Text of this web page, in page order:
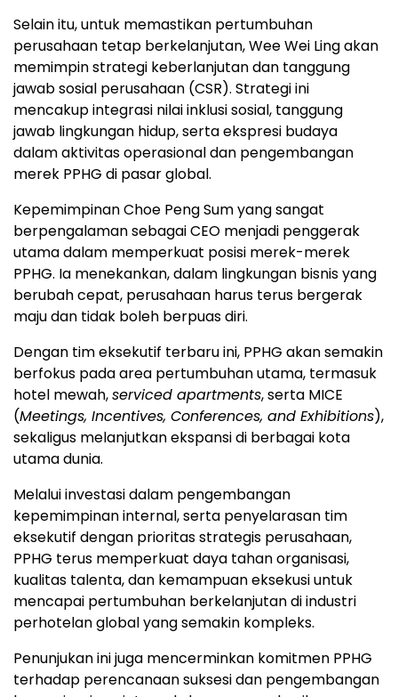
Selain itu, untuk memastikan pertumbuhan
perusahaan tetap berkelanjutan, Wee Wei Ling akan
memimpin strategi keberlanjutan dan tanggung
jawab sosial perusahaan (CSR). Strategi ini
mencakup integrasi nilai inklusi sosial, tanggung
jawab lingkungan hidup, serta ekspresi budaya
dalam aktivitas operasional dan pengembangan
merek PPHG di pasar global.
Kepemimpinan Choe Peng Sum yang sangat
berpengalaman sebagai CEO menjadi penggerak
utama dalam memperkuat posisi merek-merek
PPHG. Ia menekankan, dalam lingkungan bisnis yang
berubah cepat, perusahaan harus terus bergerak
maju dan tidak boleh berpuas diri.
Dengan tim eksekutif terbaru ini, PPHG akan semakin
berfokus pada area pertumbuhan utama, termasuk
hotel mewah,serviced apartments, serta MICE
(Meetings, Incentives, Conferences, and Exhibitions),
sekaligus melanjutkan ekspansi di berbagai kota
utama dunia.
Melalui investasi dalam pengembangan
kepemimpinan internal, serta penyelarasan tim
eksekutif dengan prioritas strategis perusahaan,
PPHG terus memperkuat daya tahan organisasi,
kualitas talenta, dan kemampuan eksekusi untuk
mencapai pertumbuhan berkelanjutan di industri
perhotelan global yang semakin kompleks.
Penunjukan ini juga mencerminkan komitmen PPHG
terhadap perencanaan suksesi dan pengembangan